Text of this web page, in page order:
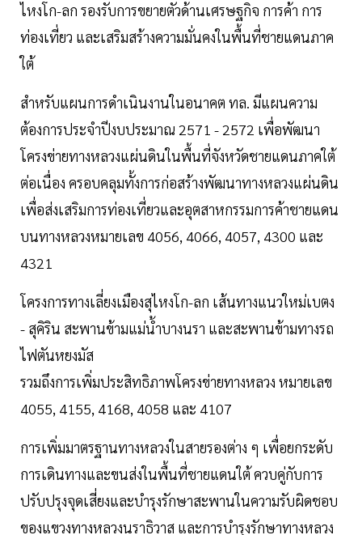
ไหงโก-ลก รองรับการขยายตัวด้านเศรษฐกิจ การค้า การ
ท่องเที่ยว และเสริมสร้างความมั่นคงในพื้นที่ชายแดนภาค
ใต้
สำหรับแผนการดำเนินงานในอนาคต ทล. มีแผนความ
ต้องการประจำปีงบประมาณ 2571 - 2572 เพื่อพัฒนา
โครงข่ายทางหลวงแผ่นดินในพื้นที่จังหวัดชายแดนภาคใต้
ต่อเนื่อง ครอบคลุมทั้งการก่อสร้างพัฒนาทางหลวงแผ่นดิน
เพื่อส่งเสริมการท่องเที่ยวและอุตสาหกรรมการค้าชายแดน
บนทางหลวงหมายเลข 4056, 4066, 4057, 4300 และ
4321
โครงการทางเลี่ยงเมืองสุไหงโก-ลก เส้นทางแนวใหม่เบตง
- สุคิริน สะพานข้ามแม่น้ำบางนรา และสะพานข้ามทางรถ
ไฟตันหยงมัส
รวมถึงการเพิ่มประสิทธิภาพโครงข่ายทางหลวง หมายเลข
4055, 4155, 4168, 4058 และ 4107
การเพิ่มมาตรฐานทางหลวงในสายรองต่าง ๆ เพื่อยกระดับ
การเดินทางและขนส่งในพื้นที่ชายแดนใต้ ควบคู่กับการ
ปรับปรุงจุดเสี่ยงและบำรุงรักษาสะพานในความรับผิดชอบ
ของแขวงทางหลวงนราธิวาส และการบำรุงรักษาทางหลวง